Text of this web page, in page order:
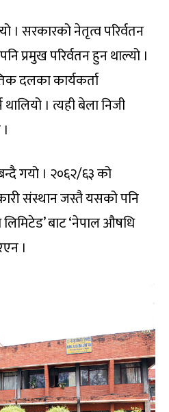
। सरकारको नेतृत्व परिर्वतन
प्रमुख परिर्वतन हुन थाल्यो ।
दलका कार्यकर्ता
। त्यही बेला निजी
गयो । २०६२/६३ को
संस्थान जस्तै यसको पनि
बाट ‘नेपाल औषधि
।